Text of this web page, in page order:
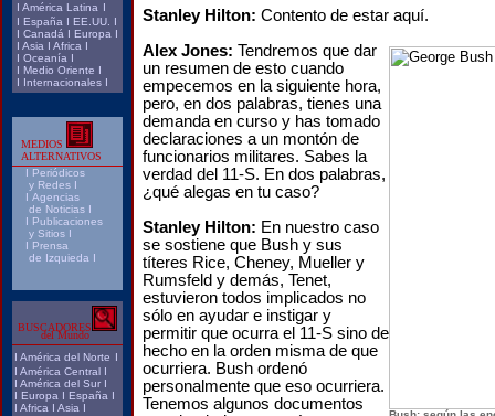
I América Latina I
I España I EE.UU.
I
I Canadá I Europa I
I Asia I Africa I
I Oceanía I
I Medio Oriente I
I InternacionalesI
MEDIOS
ALTERNATIVOS
I Periódicos
y Redes I
I Agencias
de NoticiasI
I Publicaciones
y SitiosI
I Prensa
de Izquieda I
BUSCADORES
del Mundo
I América del Norte I
I América CentralI
I América del SurI
I Europa I España I
I Africa I Asia I
Stanley Hilton: Contento de estar aquí.
Alex Jones: Tendremos que dar
un resumen de esto cuando
empecemos en la siguiente hora,
pero, en dos palabras, tienes una
demanda en curso y has tomado
declaraciones a un montón de
funcionarios militares. Sabes la
verdad del 11-S. En dos palabras,
¿qué alegas en tu caso?
Stanley Hilton: En nuestro caso
se sostiene que Bush y sus
títeres Rice, Cheney, Mueller y
Rumsfeld y demás, Tenet,
estuvieron todos implicados no
sólo en ayudar e instigar y
permitir que ocurra el 11-S sino de
hecho en la orden misma de que
ocurriera. Bush ordenó
personalmente que eso ocurriera.
Tenemos algunos documentos